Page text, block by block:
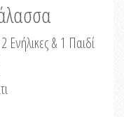
Ενήλικες & 1 Παιδί